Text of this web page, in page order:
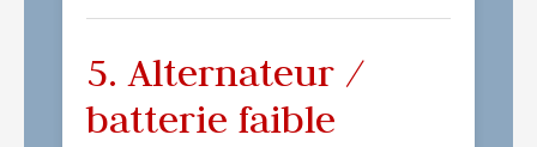
5. Alternateur /
batterie faible